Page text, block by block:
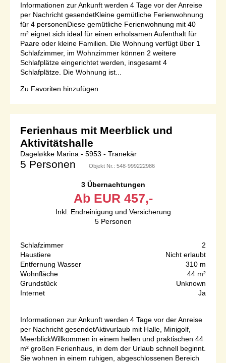
Informationen zur Ankunft werden 4 Tage vor der Anreise
per Nachricht gesendetKleine gemütliche Ferienwohnung
für 4 personenDiese gemütliche Ferienwohnung mit 40
m² eignet sich ideal für einen erholsamen Aufenthalt für
Paare oder kleine Familien. Die Wohnung verfügt über 1
Schlafzimmer, im Wohnzimmer können 2 weitere
Schlafplätze eingerichtet werden, insgesamt 4
Schlafplätze. Die Wohnung ist...
Zu Favoriten hinzufügen
Ferienhaus mit Meerblick und
Aktivitätshalle
Dageløkke Marina - 5953 - Tranekär
5 Personen Objekt Nr.: 548-999222986
3 Übernachtungen
Ab EUR 457,-
Inkl. Endreinigung und Versicherung
5 Personen
Schlafzimmer
2
Haustiere
Nicht erlaubt
Entfernung Wasser
310 m
Wohnfläche
44 m²
Grundstück
Unknown
Internet
Ja
Informationen zur Ankunft werden 4 Tage vor der Anreise
per Nachricht gesendetAktivurlaub mit Halle, Minigolf,
MeerblickWillkommen in einem hellen und praktischen 44
m² großen Ferienhaus, in dem der Urlaub schnell beginnt.
Sie wohnen in einem ruhigen, abgeschlossenen Bereich